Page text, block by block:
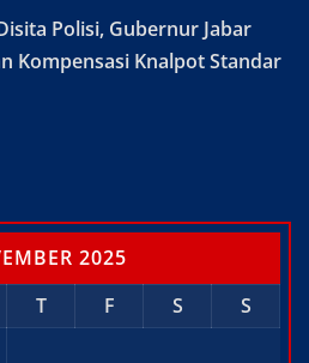
Polisi, Gubernur Jabar
Kompensasi Knalpot Standar
2025
T F S
S